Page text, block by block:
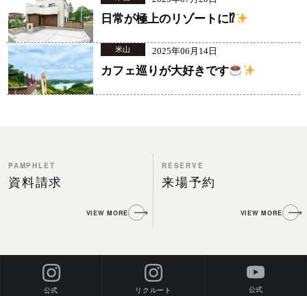
日常が極上のリゾートに⁉
米山 2025年06月14日
カフェ巡りが大好きです
PAMPHLET
資料請求
VIEW MORE
RESERVE
来場予約
VIEW MORE
公式 リクルート 公式